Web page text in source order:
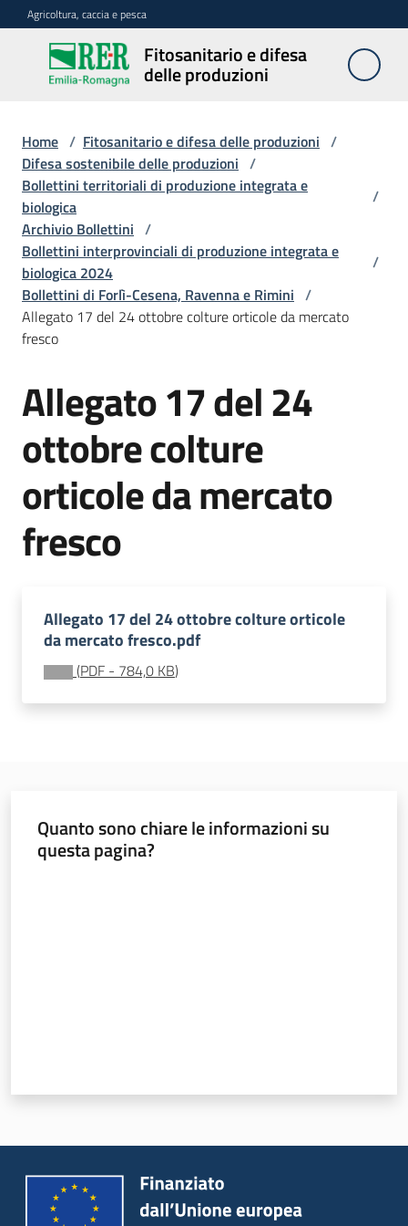
Vai al contenuto
Vai alla navigazione
Vai al footer
Agricoltura, caccia e pesca
Fitosanitario e difesa
delle produzioni
Fitosanitario
e difesa
produzioni
Avversità
delle
piante
Sorveglianza
Difesa
sostenibile
Vivaismo
sementi
Import-
Export
Seguici
caccia e
Argomenti
Home / Fitosanitario e difesa delle produzioni /
Difesa sostenibile delle produzioni /
Bollettini territoriali di produzione integrata e
biologica
/
Archivio Bollettini /
Bollettini interprovinciali di produzione integrata e
biologica 2024
/
Bollettini di Forlì-Cesena, Ravenna e Rimini /
Allegato 17 del 24 ottobre colture orticole da mercato
fresco
Allegato 17 del 24
ottobre colture
orticole da mercato
fresco
Allegato 17 del 24 ottobre colture orticole
da mercato fresco.pdf
(PDF - 784,0 KB)
Quanto sono chiare le informazioni su
questa pagina?